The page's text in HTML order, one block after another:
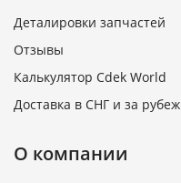
Деталировки запчастей
Отзывы
Калькулятор Cdek World
Доставка в СНГ и за рубеж
О компании